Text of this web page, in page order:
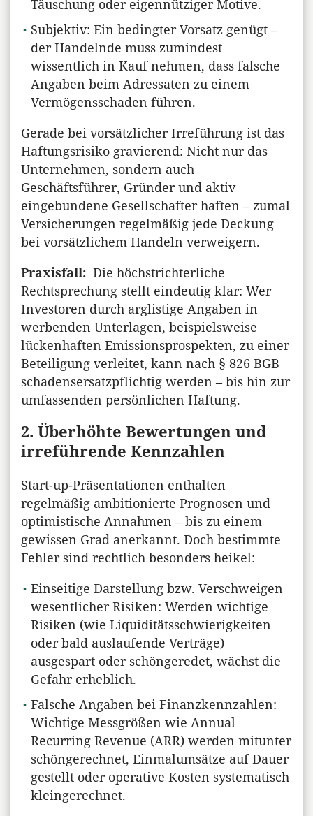
Täuschung oder eigennütziger Motive.
Subjektiv: Ein bedingter Vorsatz genügt –
der Handelnde muss zumindest
wissentlich in Kauf nehmen, dass falsche
Angaben beim Adressaten zu einem
Vermögensschaden führen.
Gerade bei vorsätzlicher Irreführung ist das
Haftungsrisiko gravierend: Nicht nur das
Unternehmen, sondern auch
Geschäftsführer, Gründer und aktiv
eingebundene Gesellschafter haften – zumal
Versicherungen regelmäßig jede Deckung
bei vorsätzlichem Handeln verweigern.
Praxisfall: Die höchstrichterliche
Rechtsprechung stellt eindeutig klar: Wer
Investoren durch arglistige Angaben in
werbenden Unterlagen, beispielsweise
lückenhaften Emissionsprospekten, zu einer
Beteiligung verleitet, kann nach § 826 BGB
schadensersatzpflichtig werden – bis hin zur
umfassenden persönlichen Haftung.
2. Überhöhte Bewertungen und
irreführende Kennzahlen
Start-up-Präsentationen enthalten
regelmäßig ambitionierte Prognosen und
optimistische Annahmen – bis zu einem
gewissen Grad anerkannt. Doch bestimmte
Fehler sind rechtlich besonders heikel:
Einseitige Darstellung bzw. Verschweigen
wesentlicher Risiken: Werden wichtige
Risiken (wie Liquiditätsschwierigkeiten
oder bald auslaufende Verträge)
ausgespart oder schöngeredet, wächst die
Gefahr erheblich.
Falsche Angaben bei Finanzkennzahlen:
Wichtige Messgrößen wie Annual
Recurring Revenue (ARR) werden mitunter
schöngerechnet, Einmalumsätze auf Dauer
gestellt oder operative Kosten systematisch
kleingerechnet.